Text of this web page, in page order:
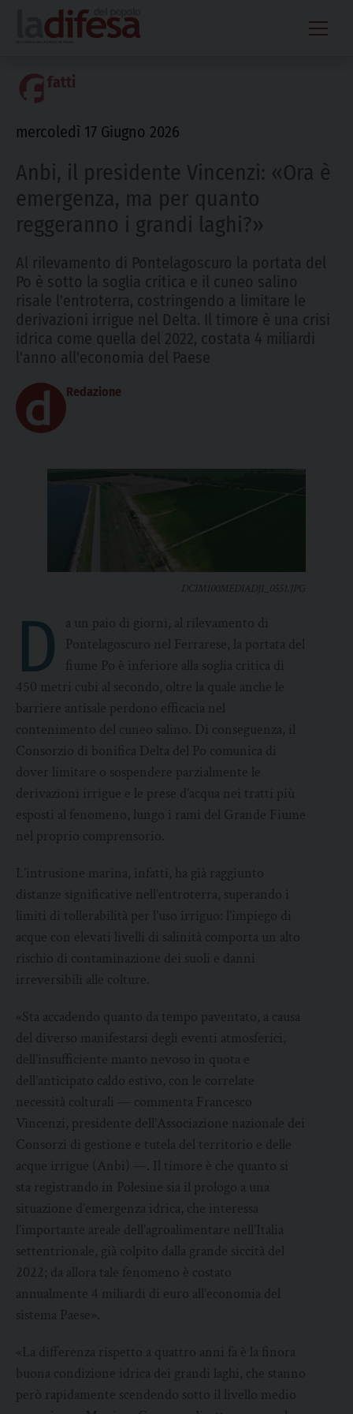
content
fatti
mercoledì 17 Giugno 2026
Anbi, il presidente Vincenzi: «Ora è
emergenza, ma per quanto
reggeranno i grandi laghi?»
Al rilevamento di Pontelagoscuro la portata del
Po è sotto la soglia critica e il cuneo salino
risale l'entroterra, costringendo a limitare le
derivazioni irrigue nel Delta. Il timore è una crisi
idrica come quella del 2022, costata 4 miliardi
l'anno all'economia del Paese
Redazione
DCIM100MEDIADJI_0551.JPG
D
a un paio di giorni, al rilevamento di
Pontelagoscuro nel Ferrarese, la portata del
fiume Po è inferiore alla soglia critica di
450 metri cubi al secondo, oltre la quale anche le
barriere antisale perdono efficacia nel
contenimento del cuneo salino. Di conseguenza, il
Consorzio di bonifica Delta del Po comunica di
dover limitare o sospendere parzialmente le
derivazioni irrigue e le prese d’acqua nei tratti più
esposti al fenomeno, lungo i rami del Grande Fiume
nel proprio comprensorio.
L’intrusione marina, infatti, ha già raggiunto
distanze significative nell’entroterra, superando i
limiti di tollerabilità per l’uso irriguo: l’impiego di
acque con elevati livelli di salinità comporta un alto
rischio di contaminazione dei suoli e danni
irreversibili alle colture.
«Sta accadendo quanto da tempo paventato, a causa
del diverso manifestarsi degli eventi atmosferici,
dell’insufficiente manto nevoso in quota e
dell’anticipato caldo estivo, con le correlate
necessità colturali — commenta Francesco
Vincenzi, presidente dell’Associazione nazionale dei
Consorzi di gestione e tutela del territorio e delle
acque irrigue (Anbi) —. Il timore è che quanto si
sta registrando in Polesine sia il prologo a una
situazione d’emergenza idrica, che interessa
l’importante areale dell’agroalimentare nell’Italia
settentrionale, già colpito dalla grande siccità del
2022; da allora tale fenomeno è costato
annualmente 4 miliardi di euro all’economia del
sistema Paese».
«La differenza rispetto a quattro anni fa è la finora
buona condizione idrica dei grandi laghi, che stanno
però rapidamente scendendo sotto il livello medio